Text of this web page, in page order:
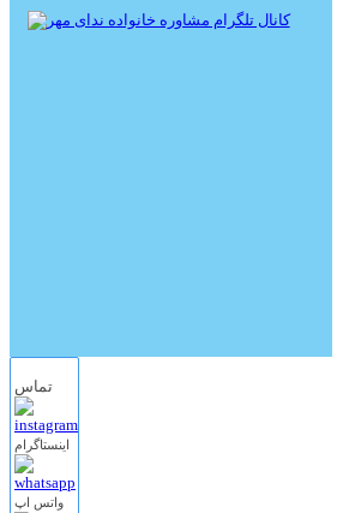
تماس
اینستاگرام
واتس اپ